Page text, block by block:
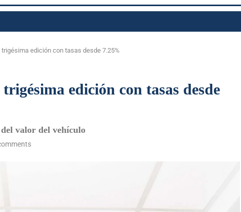
edición con tasas desde 7.25%
edición con tasas desde
valor del vehículo